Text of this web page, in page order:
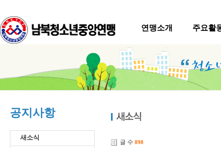
연맹소개 주요활
공지사항
새소식
글 수 898